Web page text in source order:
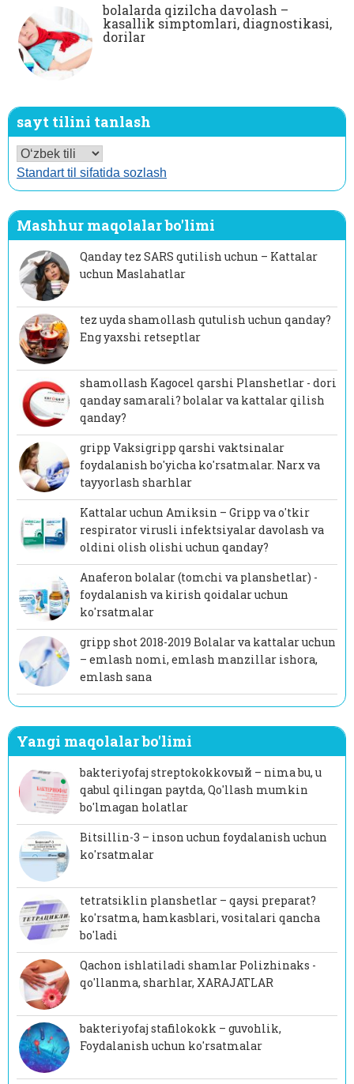
bolalarda qizilcha davolash –
kasallik simptomlari, diagnostikasi,
dorilar
sayt tilini tanlash
Standart til sifatida sozlash
Mashhur maqolalar bo'limi
Qanday tez SARS qutilish uchun – Kattalar
uchun Maslahatlar
tez uyda shamollash qutulish uchun qanday?
Eng yaxshi retseptlar
shamollash Kagocel qarshi Planshetlar - dori
qanday samarali? bolalar va kattalar qilish
qanday?
gripp Vaksigripp qarshi vaktsinalar
foydalanish bo'yicha ko'rsatmalar. Narx va
tayyorlash sharhlar
Kattalar uchun Amiksin – Gripp va o'tkir
respirator virusli infektsiyalar davolash va
oldini olish olishi uchun qanday?
Anaferon bolalar (tomchi va planshetlar) -
foydalanish va kirish qoidalar uchun
ko'rsatmalar
gripp shot 2018-2019 Bolalar va kattalar uchun
– emlash nomi, emlash manzillar ishora,
emlash sana
Yangi maqolalar bo'limi
bakteriyofaj streptokokkovый – nima bu, u
qabul qilingan paytda, Qo'llash mumkin
bo'lmagan holatlar
Bitsillin-3 – inson uchun foydalanish uchun
ko'rsatmalar
tetratsiklin planshetlar – qaysi preparat?
ko'rsatma, hamkasblari, vositalari qancha
bo'ladi
Qachon ishlatiladi shamlar Polizhinaks -
qo'llanma, sharhlar, XARAJATLAR
bakteriyofaj stafilokokk – guvohlik,
Foydalanish uchun ko'rsatmalar